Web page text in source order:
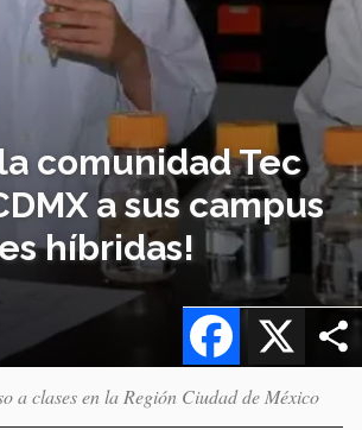
comunidad Tec
a sus campus
híbridas!
X
Facebook
a clases en la Región Ciudad de México